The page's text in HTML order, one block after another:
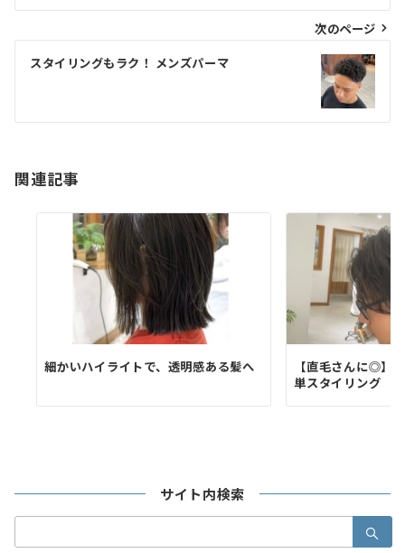
ゲ
ン
次のページ
スタイリングもラク！ メンズパーマ
関連記事
細かいハイライトで、透明感ある髪へ
【直毛さんに◎】
単スタイリング
サイト内検索
索：